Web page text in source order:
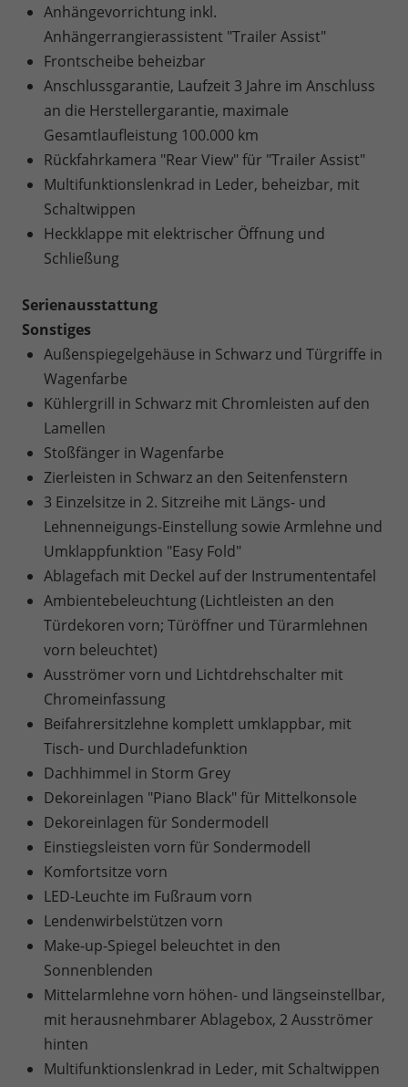
Anhängevorrichtung inkl.
Anhängerrangierassistent "Trailer Assist"
Frontscheibe beheizbar
Anschlussgarantie, Laufzeit 3 Jahre im Anschluss
an die Herstellergarantie, maximale
Gesamtlaufleistung 100.000 km
Rückfahrkamera "Rear View" für "Trailer Assist"
Multifunktionslenkrad in Leder, beheizbar, mit
Schaltwippen
Heckklappe mit elektrischer Öffnung und
Schließung
Serienausstattung
Sonstiges
Außenspiegelgehäuse in Schwarz und Türgriffe in
Wagenfarbe
Kühlergrill in Schwarz mit Chromleisten auf den
Lamellen
Stoßfänger in Wagenfarbe
Zierleisten in Schwarz an den Seitenfenstern
3 Einzelsitze in 2. Sitzreihe mit Längs- und
Lehnenneigungs-Einstellung sowie Armlehne und
Umklappfunktion "Easy Fold"
Ablagefach mit Deckel auf der Instrumententafel
Ambientebeleuchtung (Lichtleisten an den
Türdekoren vorn; Türöffner und Türarmlehnen
vorn beleuchtet)
Ausströmer vorn und Lichtdrehschalter mit
Chromeinfassung
Beifahrersitzlehne komplett umklappbar, mit
Tisch- und Durchladefunktion
Dachhimmel in Storm Grey
Dekoreinlagen "Piano Black" für Mittelkonsole
Dekoreinlagen für Sondermodell
Einstiegsleisten vorn für Sondermodell
Komfortsitze vorn
LED-Leuchte im Fußraum vorn
Lendenwirbelstützen vorn
Make-up-Spiegel beleuchtet in den
Sonnenblenden
Mittelarmlehne vorn höhen- und längseinstellbar,
mit herausnehmbarer Ablagebox, 2 Ausströmer
hinten
Multifunktionslenkrad in Leder, mit Schaltwippen